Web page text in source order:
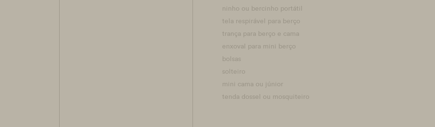
ninho ou bercinho portátil
tela respirável para berço
trança para berço e cama
enxoval para mini berço
bolsas
solteiro
mini cama ou júnior
tenda dossel ou mosquiteiro